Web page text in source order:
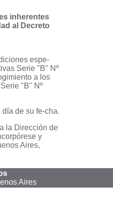
inherentes
al Decreto
espe-
Serie "B" Nº
a los
"B" Nº
de su fe-cha.
la Dirección de
y
Aires,
Aires